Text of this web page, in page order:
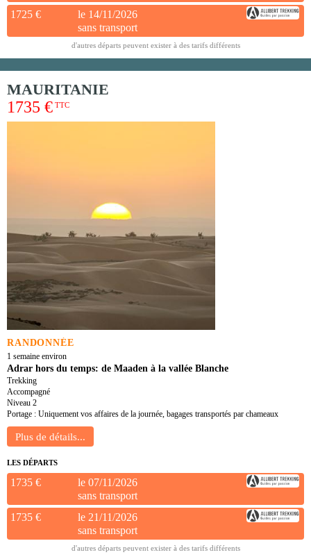
1725 €
le 14/11/2026
sans transport
d'autres départs peuvent exister à des tarifs différents
MAURITANIE
1735 € TTC
RANDONNÉE
1 semaine environ
Adrar hors du temps: de Maaden à la vallée Blanche
Trekking
Accompagné
Niveau 2
Portage : Uniquement vos affaires de la journée, bagages transportés par chameaux
LES DÉPARTS
1735 €
le 07/11/2026
sans transport
1735 €
le 21/11/2026
sans transport
d'autres départs peuvent exister à des tarifs différents